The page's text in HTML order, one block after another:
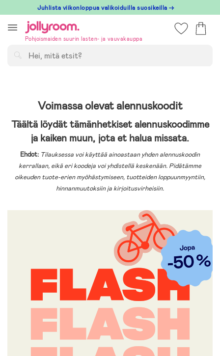
till
innehållet
Juhlista viikonloppua valikoiduilla suosikeilla →
Pohjoismaiden suurin lasten- ja vauvakauppa
Voimassa olevat alennuskoodit
Täältä löydät tämänhetkiset alennuskoodimme
ja kaiken muun, jota et halua missata.
Ehdot: Tilauksessa voi käyttää ainoastaan yhden alennuskoodin
kerrallaan, eikä eri koodeja voi yhdistellä keskenään. Pidätämme
oikeuden tuote-erien myöhästymiseen, tuotteiden loppuunmyyntiin,
hinnanmuutoksiin ja kirjoitusvirheisiin.